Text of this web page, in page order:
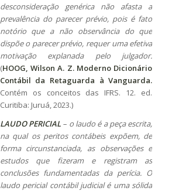
desconsideração genérica não afasta a
prevalência do parecer prévio, pois é fato
notório que a não observância do que
dispõe o parecer prévio, requer uma efetiva
motivação explanada pelo julgador.
(HOOG, Wilson A. Z. Moderno Dicionário
Contábil da Retaguarda à Vanguarda.
Contém os conceitos das IFRS. 12. ed.
Curitiba: Juruá, 2023.)
LAUDO PERICIAL– o laudo é a peça escrita,
na qual os peritos contábeis expõem, de
forma circunstanciada, as observações e
estudos que fizeram e registram as
conclusões fundamentadas da perícia. O
laudo pericial contábil judicial é uma sólida